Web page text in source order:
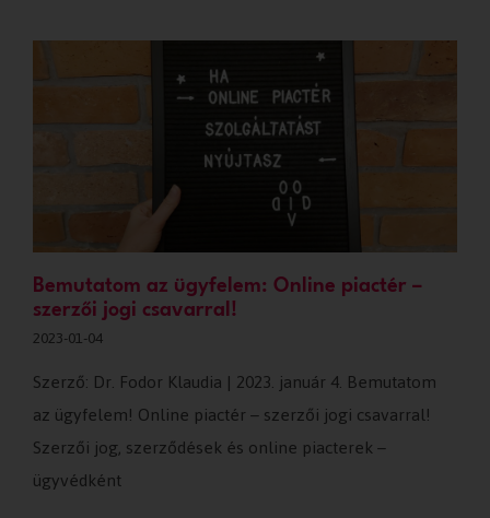
Bemutatom az ügyfelem: Online piactér –
szerzői jogi csavarral!
2023-01-04
Szerző: Dr. Fodor Klaudia | 2023. január 4. Bemutatom
az ügyfelem! Online piactér – szerzői jogi csavarral!
Szerzői jog, szerződések és online piacterek –
ügyvédként